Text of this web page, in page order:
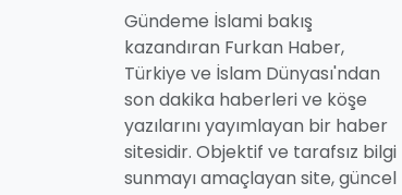
Gündeme İslami bakış
kazandıran Furkan Haber,
Türkiye ve İslam Dünyası'ndan
son dakika haberleri ve köşe
yazılarını yayımlayan bir haber
sitesidir. Objektif ve tarafsız bilgi
sunmayı amaçlayan site, güncel